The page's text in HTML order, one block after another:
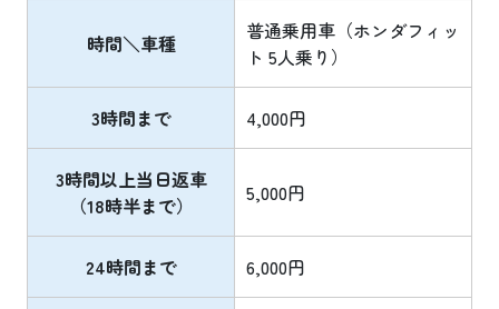
時間＼車種
普通乗用車（ホンダフィッ
ト 5人乗り）
3時間まで 4,000円
3時間以上当日返車
（18時半まで）
5,000円
24時間まで 6,000円